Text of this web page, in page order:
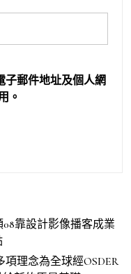
子郵件地址及個人網
。
靠設計影像播客成業
理念為全球經OSDER